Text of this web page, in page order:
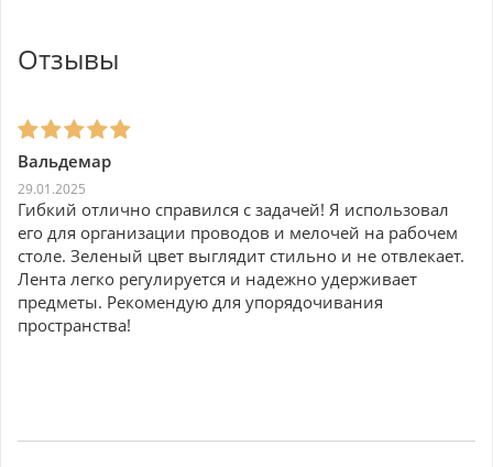
Отзывы
Вальдемар
29.01.2025
Гибкий отлично справился с задачей! Я использовал
его для организации проводов и мелочей на рабочем
столе. Зеленый цвет выглядит стильно и не отвлекает.
Лента легко регулируется и надежно удерживает
предметы. Рекомендую для упорядочивания
пространства!